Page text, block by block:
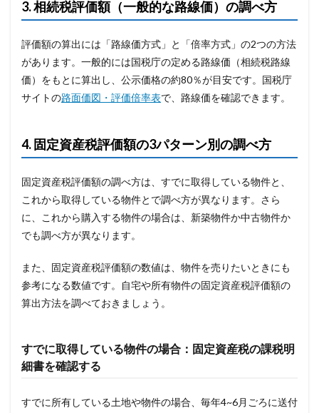
3. 相続税評価額（一般的な路線価）の調べ方
評価額の算出には「路線価方式」と「倍率方式」の2つの方法
があります。一般的には国税庁の定める路線価（相続税路線
価）をもとに算出し、公示価格の約80％が目安です。国税庁
サイトの路面価図・評価倍率表で、路線価を確認できます。
4. 固定資産税評価額の3パターン別の調べ方
固定資産税評価額の調べ方は、すでに取得している物件と、
これから取得している物件とで調べ方が異なります。さら
に、これから購入する物件の場合は、新築物件か中古物件か
でも調べ方が異なります。
また、固定資産税評価額の数値は、物件を売りたいときにも
参考になる数値です。自宅や所有物件の固定資産税評価額の
算出方法を調べておきましょう。
すでに取得している物件の場合：固定資産税の課税明
細書を確認する
すでに所有している土地や物件の場合、毎年4~6月ごろに送付